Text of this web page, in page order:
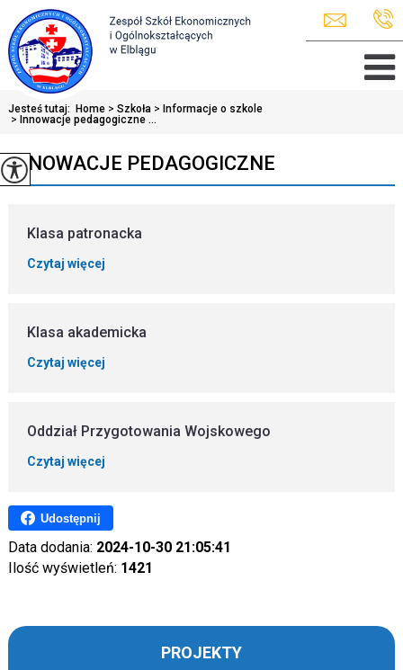
Jesteś tutaj: Home > Szkoła > Informacje o szkole
> Innowacje pedagogiczne ...
INNOWACJE PEDAGOGICZNE
Klasa patronacka
Czytaj więcej
Klasa akademicka
Czytaj więcej
Oddział Przygotowania Wojskowego
Czytaj więcej
Udostępnij
Data dodania: 2024-10-30 21:05:41
Ilość wyświetleń: 1421
PROJEKTY